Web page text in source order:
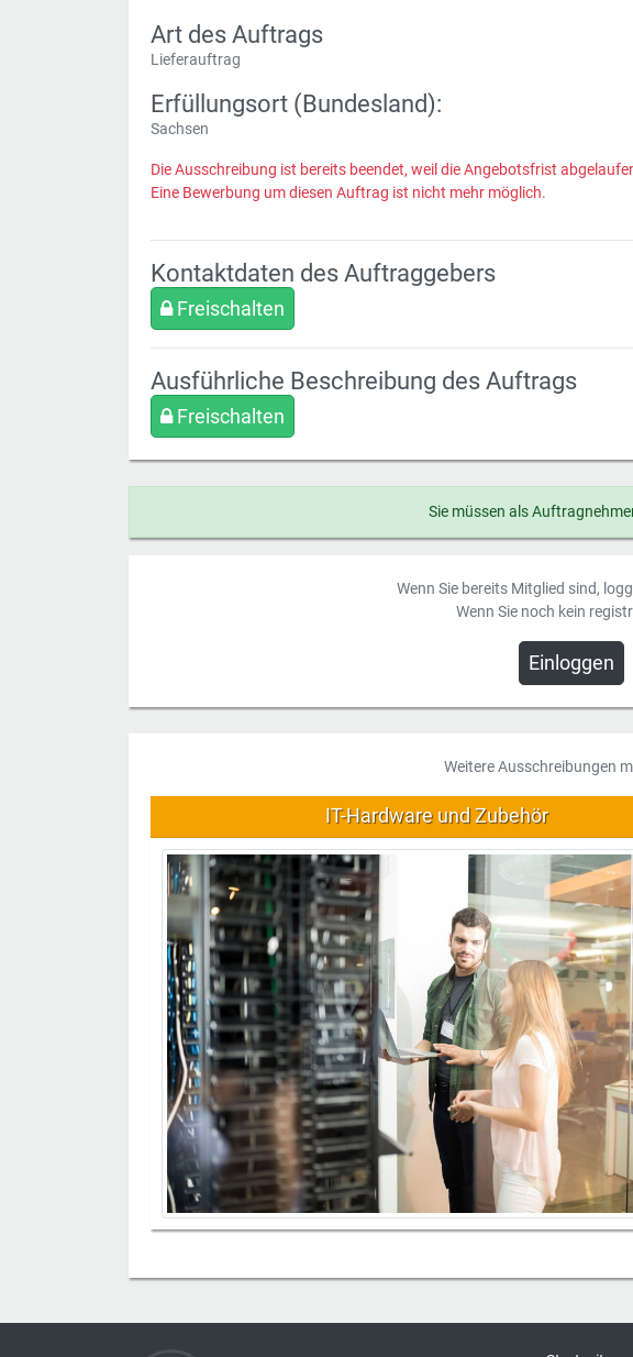
Art des Auftrags
Lieferauftrag
Erfüllungsort (Bundesland):
Sachsen
Die Ausschreibung ist bereits beendet, weil die Angebotsfrist
Eine Bewerbung um diesen Auftrag ist nicht mehr möglich.
Kontaktdaten des Auftraggebers
Freischalten
Ausführliche Beschreibung des Auftrags
Freischalten
Sie müssen als
Wenn Sie bereits Mitglied sind,
Wenn Sie noch kein
Einloggen
Weitere Ausschreibungen
IT-Hardware und Zubehör